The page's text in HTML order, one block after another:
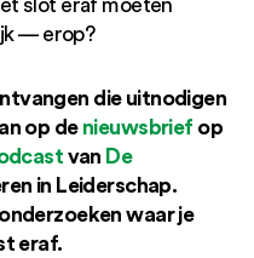
— erop?
die uitnodigen
op denieuwsbrief op
van De
in Leiderschap.
waar je
eraf.